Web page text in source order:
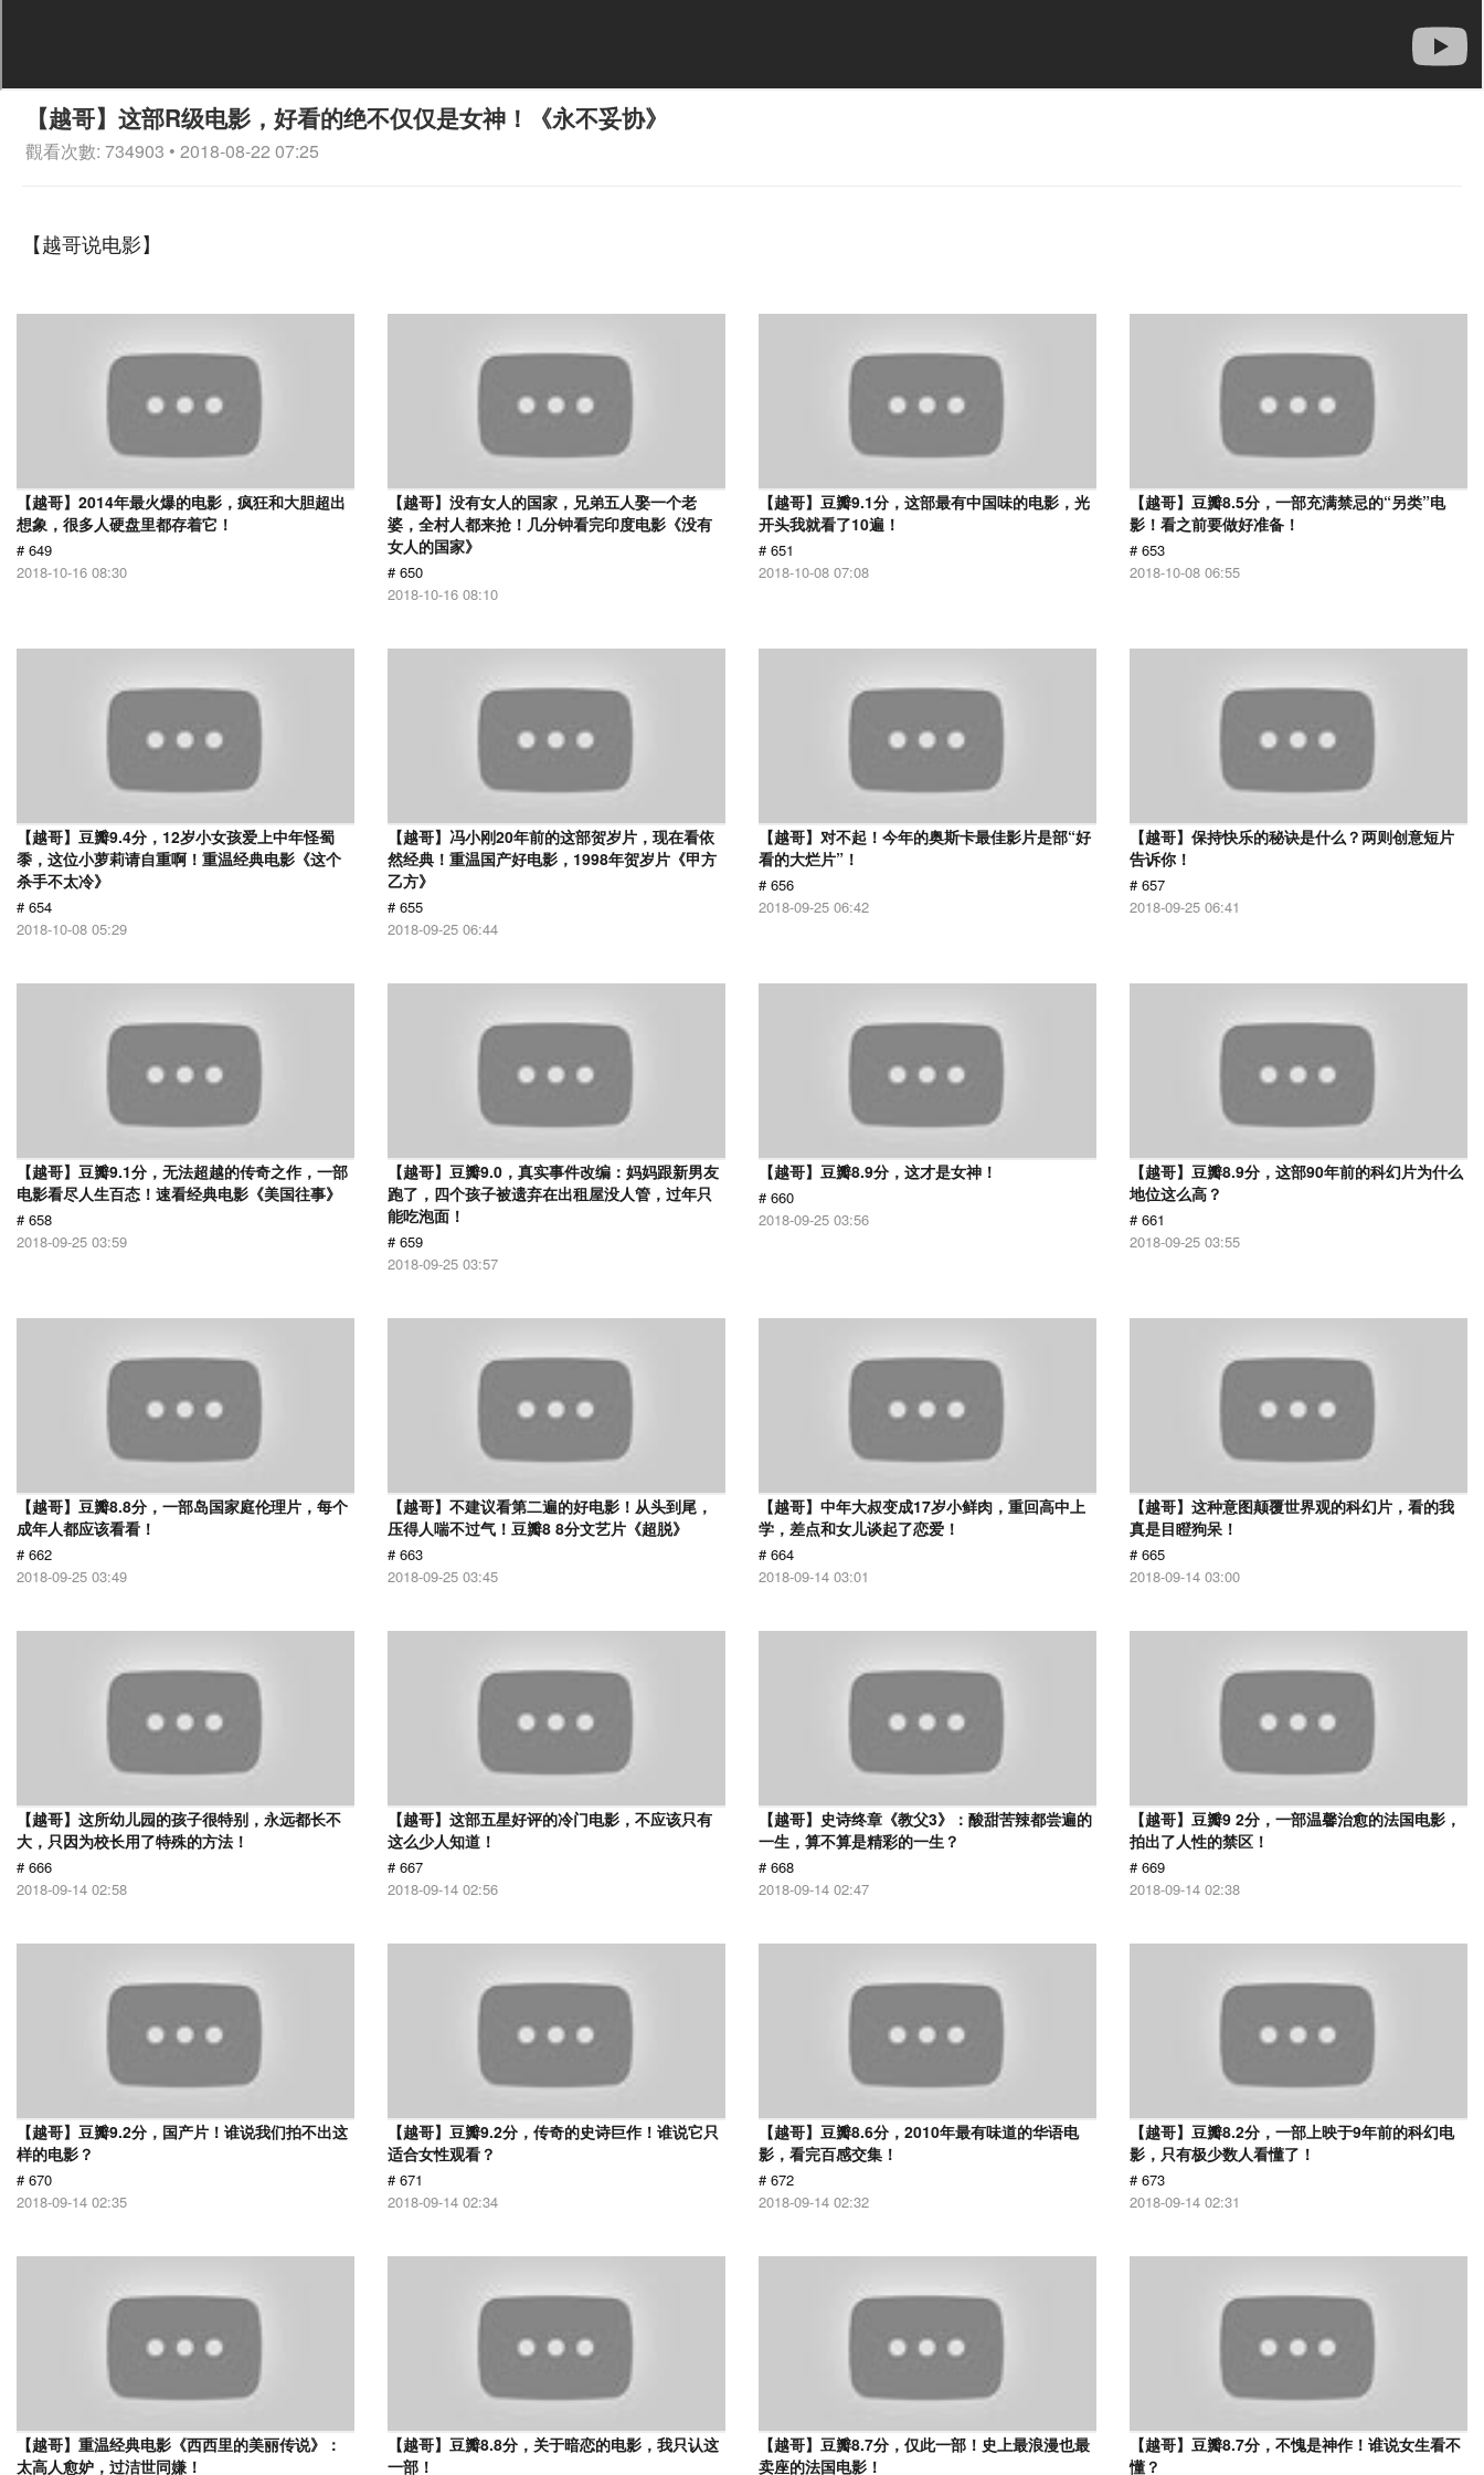
【越哥】这部R级电影，好看的绝不仅仅是女神！《永不妥协》
觀看次數: 734903 • 2018-08-22 07:25
【越哥说电影】
【越哥】2014年最火爆的电影，疯狂和大胆超出
想象，很多人硬盘里都存着它！
# 649
2018-10-16 08:30
【越哥】没有女人的国家，兄弟五人娶一个老
婆，全村人都来抢！几分钟看完印度电影《没有
女人的国家》
# 650
2018-10-16 08:10
【越哥】豆瓣9.1分，这部最有中国味的电影，光
开头我就看了10遍！
# 651
2018-10-08 07:08
【越哥】豆瓣8.5分，一部充满禁忌的“另类”电
影！看之前要做好准备！
# 653
2018-10-08 06:55
【越哥】豆瓣9.4分，12岁小女孩爱上中年怪蜀
黍，这位小萝莉请自重啊！重温经典电影《这个
杀手不太冷》
# 654
2018-10-08 05:29
【越哥】冯小刚20年前的这部贺岁片，现在看依
然经典！重温国产好电影，1998年贺岁片《甲方
乙方》
# 655
2018-09-25 06:44
【越哥】对不起！今年的奥斯卡最佳影片是部“好
看的大烂片”！
# 656
2018-09-25 06:42
【越哥】保持快乐的秘诀是什么？两则创意短片
告诉你！
# 657
2018-09-25 06:41
【越哥】豆瓣9.1分，无法超越的传奇之作，一部
电影看尽人生百态！速看经典电影《美国往事》
# 658
2018-09-25 03:59
【越哥】豆瓣9.0，真实事件改编：妈妈跟新男友
跑了，四个孩子被遗弃在出租屋没人管，过年只
能吃泡面！
# 659
2018-09-25 03:57
【越哥】豆瓣8.9分，这才是女神！
# 660
2018-09-25 03:56
【越哥】豆瓣8.9分，这部90年前的科幻片为什么
地位这么高？
# 661
2018-09-25 03:55
【越哥】豆瓣8.8分，一部岛国家庭伦理片，每个
成年人都应该看看！
# 662
2018-09-25 03:49
【越哥】不建议看第二遍的好电影！从头到尾，
压得人喘不过气！豆瓣8 8分文艺片《超脱》
# 663
2018-09-25 03:45
【越哥】中年大叔变成17岁小鲜肉，重回高中上
学，差点和女儿谈起了恋爱！
# 664
2018-09-14 03:01
【越哥】这种意图颠覆世界观的科幻片，看的我
真是目瞪狗呆！
# 665
2018-09-14 03:00
【越哥】这所幼儿园的孩子很特别，永远都长不
大，只因为校长用了特殊的方法！
# 666
2018-09-14 02:58
【越哥】这部五星好评的冷门电影，不应该只有
这么少人知道！
# 667
2018-09-14 02:56
【越哥】史诗终章《教父3》：酸甜苦辣都尝遍的
一生，算不算是精彩的一生？
# 668
2018-09-14 02:47
【越哥】豆瓣9 2分，一部温馨治愈的法国电影，
拍出了人性的禁区！
# 669
2018-09-14 02:38
【越哥】豆瓣9.2分，国产片！谁说我们拍不出这
样的电影？
# 670
2018-09-14 02:35
【越哥】豆瓣9.2分，传奇的史诗巨作！谁说它只
适合女性观看？
# 671
2018-09-14 02:34
【越哥】豆瓣8.6分，2010年最有味道的华语电
影，看完百感交集！
# 672
2018-09-14 02:32
【越哥】豆瓣8.2分，一部上映于9年前的科幻电
影，只有极少数人看懂了！
# 673
2018-09-14 02:31
【越哥】重温经典电影《西西里的美丽传说》：
太高人愈妒，过洁世同嫌！
【越哥】豆瓣8.8分，关于暗恋的电影，我只认这
一部！
【越哥】豆瓣8.7分，仅此一部！史上最浪漫也最
卖座的法国电影！
【越哥】豆瓣8.7分，不愧是神作！谁说女生看不
懂？